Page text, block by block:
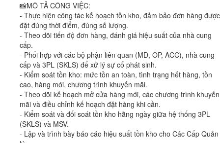
📸MÔ TẢ CÔNG VIỆC:
- Thực hiện công tác kế hoạch tồn kho, đảm bảo đơn hàng được
đặt đúng thời điểm, đúng số lượng.
- Theo dõi tiến độ đơn hàng, đánh giá hiệu suất của nhà cung
cấp.
- Phối hợp với các bộ phận liên quan (MD, OP, ACC), nhà cung
cấp và 3PL (SKLS) để xử lý sự cố phát sinh.
- Kiểm soát tồn kho: mức tồn an toàn, tình trạng hết hàng, tồn
cao, hàng mới, chương trình khuyến mãi.
- Theo dõi kế hoạch mở cửa hàng mới, các chương trình khuyến
mãi và điều chỉnh kế hoạch đặt hàng khi cần.
- Kiểm soát và đối soát tồn kho hằng ngày giữa hệ thống 3PL
(SKLS) và MSV.
- Lập và trình bày báo cáo hiệu suất tồn kho cho Các Cấp Quản